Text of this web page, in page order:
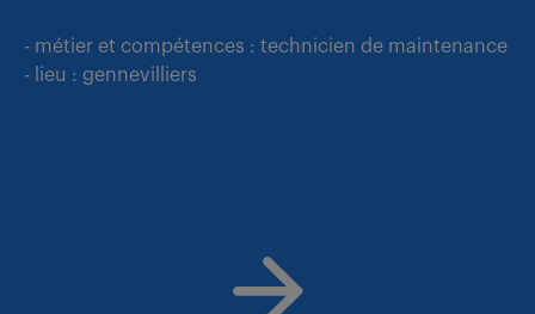
- métier et compétences : technicien de maintenance
- lieu : gennevilliers